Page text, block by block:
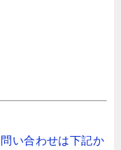
い合わせは下記か